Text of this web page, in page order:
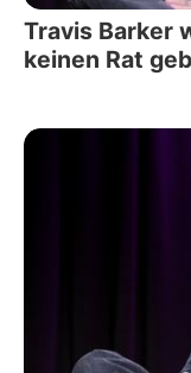
Travis Barker
keinen Rat